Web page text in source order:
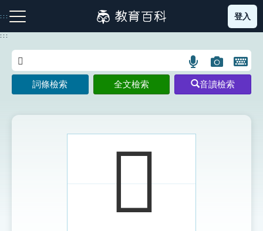
到
主
:::
注音索引圖示 筆畫索引圖示 部首索引表圖示
登入
:::
語
言
搜
示
圖
片
搜
開
鍵
圖
詞條檢索 全文檢索 音讀檢索
𩅱